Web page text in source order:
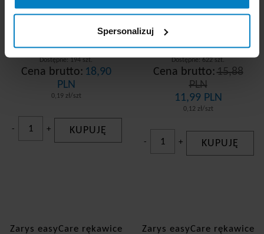
Spersonalizuj
Dostępne: 194 szt.
Cena brutto: 18,90
PLN
0,19 zł/szt
- + KUPUJĘ
Dostępne: 622 szt.
Cena brutto: 15,88
PLN
11,99 PLN
0,12 zł/szt
- + KUPUJĘ
Zarys easyCare rękawice
Zarys easyCare rękawice